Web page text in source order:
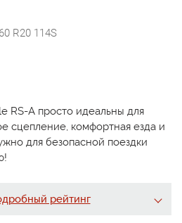
R20 114S
RS-A просто идеальны для
сцепление, комфортная езда и
для безопасной поездки
рейтинг